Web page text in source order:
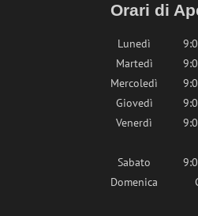
Orari di
Lunedì
Martedì
Mercoledì
Giovedì
Venerdì
Sabato
Domenica